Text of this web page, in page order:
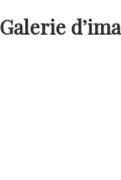
Galerie